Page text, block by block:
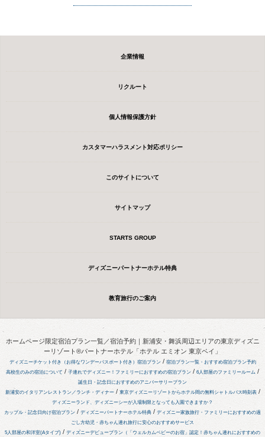
企業情報
リクルート
個人情報保護方針
カスタマーハラスメント対応ポリシー
このサイトについて
サイトマップ
STARTS GROUP
ディズニーパートナーホテル特典
教育旅行のご案内
ホームページ限定宿泊プラン一覧／宿泊予約｜新浦安・舞浜周辺エリアの東京ディズニ
ーリゾート®パートナーホテル「ホテル エミオン 東京ベイ」
ディズニーチケット付き（お得なワンデーパスポート付き）宿泊プラン/ 宿泊プラン一覧・おすすめ宿泊プラン予約
高校生のみの宿泊について / 子連れでディズニー！ファミリーにおすすめの宿泊プラン / 6人部屋のファミリールーム /
誕生日・記念日におすすめのアニバーサリープラン
新浦安のイタリアンレストラン／ランチ・ディナー/ 東京ディズニーリゾートからホテル間の無料シャトルバス時刻表/
ディズニーランド、ディズニーシーが入場制限となっても入園できますか？
カップル・記念日向け宿泊プラン / ディズニーパートナーホテル特典 / ディズニー家族旅行・ファミリーにおすすめの過
ごし方幼児・赤ちゃん連れ旅行に安心のおすすめサービス
5人部屋の和洋室(Aタイプ) / ディズニーデビュープラン（「ウェルカムベビーのお宿」認定！赤ちゃん連れにおすすめの